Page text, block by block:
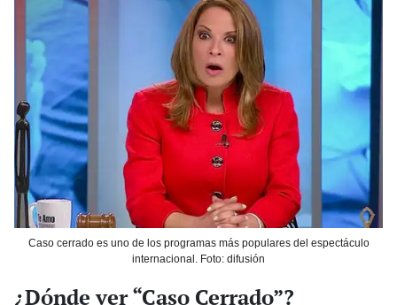
Caso cerrado es uno de los programas más populares del espectáculo
internacional. Foto: difusión
¿Dónde ver “Caso Cerrado”?